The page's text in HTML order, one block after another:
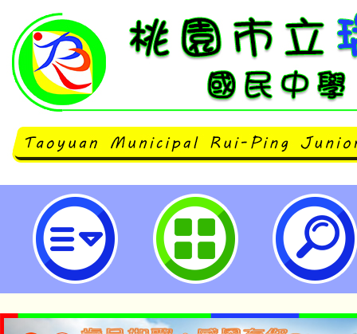
桃園市立瑞坪國民中學